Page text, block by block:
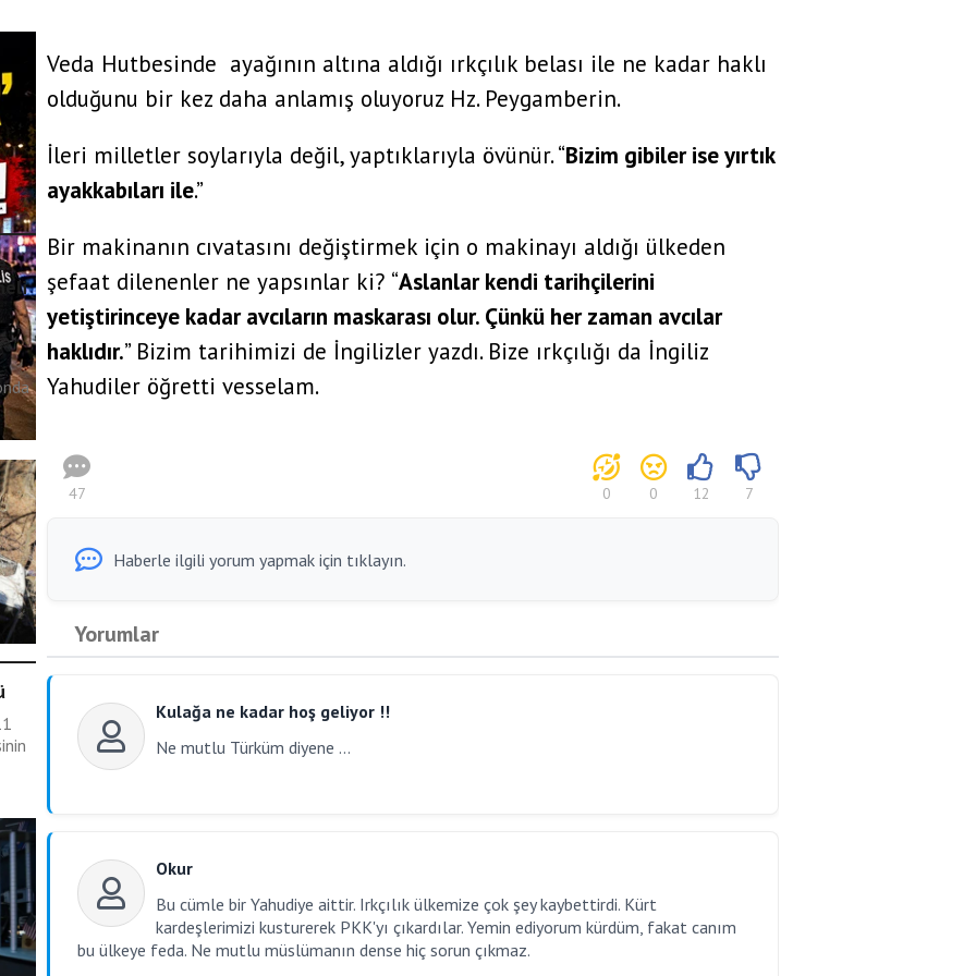
Veda Hutbesinde ayağının altına aldığı ırkçılık belası ile ne kadar haklı
olduğunu bir kez daha anlamış oluyoruz Hz. Peygamberin.
İleri milletler soylarıyla değil, yaptıklarıyla övünür. “Bizim gibiler ise yırtık
ayakkabıları ile.”
Bir makinanın cıvatasını değiştirmek için o makinayı aldığı ülkeden
şefaat dilenenler ne yapsınlar ki? “Aslanlar kendi tarihçilerini
yetiştirinceye kadar avcıların maskarası olur. Çünkü her zaman avcılar
haklıdır.” Bizim tarihimizi de İngilizler yazdı. Bize ırkçılığı da İngiliz
Yahudiler öğretti vesselam.
47 0 0 12 7
Haberle ilgili yorum yapmak için tıklayın.
Yorumlar
Kulağa ne kadar hoş geliyor !!
Ne mutlu Türküm diyene ...
Okur
Bu cümle bir Yahudiye aittir. Irkçılık ülkemize çok şey kaybettirdi. Kürt
kardeşlerimizi kusturerek PKK'yı çıkardılar. Yemin ediyorum kürdüm, fakat canım
bu ülkeye feda. Ne mutlu müslümanın dense hiç sorun çıkmaz.